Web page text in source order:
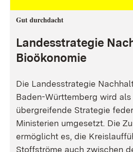
Gut durchdacht
Landesstrategie
Bioökonomie
Die Landesstrategie
Baden-Württemberg wird als
übergreifende Strategie
Ministerien umgesetzt. Die
ermöglicht es, die
Stoffströme auch zwischen